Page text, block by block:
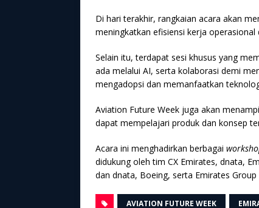
Di hari terakhir, rangkaian acara akan
meningkatkan efisiensi kerja operasional
Selain itu, terdapat sesi khusus yang
ada melalui AI, serta kolaborasi demi
mengadopsi dan memanfaatkan
Aviation Future Week juga akan
dapat mempelajari produk dan konsep
Acara ini menghadirkan berbagai
didukung oleh tim CX Emirates, dnata,
dan dnata, Boeing, serta Emirates Group
AVIATION FUTURE WEEK